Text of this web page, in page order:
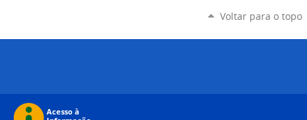
Voltar para o topo